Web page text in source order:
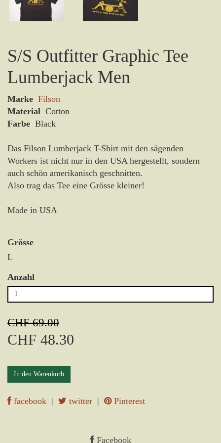
S/S Outfitter Graphic Tee
Lumberjack Men
Marke Filson
Material Cotton
Farbe Black
Das Filson Lumberjack T-Shirt mit den sägenden
Workers ist nicht nur in den USA hergestellt, sondern
auch schön amerikanisch geschnitten.
Also trag das Tee eine Grösse kleiner!
Made in USA
Grösse
L
Anzahl
CHF 69.00
CHF 48.30
In den Warenkorb
facebook | twitter | Pinterest
Facebook